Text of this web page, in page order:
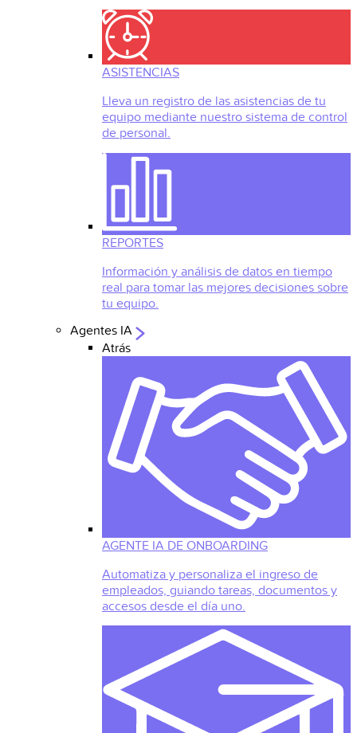
ASISTENCIAS
Lleva un registro de las asistencias de tu
equipo mediante nuestro sistema de control
de personal.
REPORTES
Información y análisis de datos en tiempo
real para tomar las mejores decisiones sobre
tu equipo.
Agentes IA
Atrás
AGENTE IA DE ONBOARDING
Automatiza y personaliza el ingreso de
empleados, guiando tareas, documentos y
accesos desde el día uno.